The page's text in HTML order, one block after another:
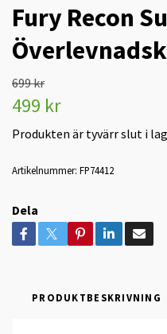
Fury Recon
699 kr
499 kr
Produkten är tyvärr slut i
Artikelnummer: FP74412
Dela
PRODUKTBESKRIVNING